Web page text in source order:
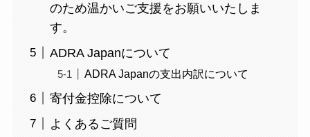
のため温かいご支援をお願いいたしま
す。
ADRA Japanについて
ADRA Japanの支出内訳について
寄付金控除について
よくあるご質問